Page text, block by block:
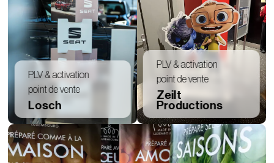
PLV & activation
point de vente
Losch
PLV & activation
point de vente
Zeilt
Productions